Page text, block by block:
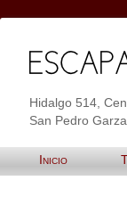
Hidalgo 514,
San Pedro
Inicio